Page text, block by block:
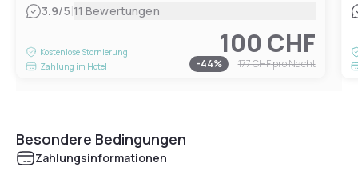
3.9/5|11 Bewertungen
Kostenlose Stornierung
Zahlung im Hotel
100 CHF
-44% 177 CHFpro Nacht
Besondere Bedingungen
Zahlungsinformationen